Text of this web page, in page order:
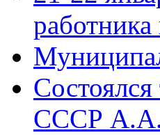
СССР А.А.